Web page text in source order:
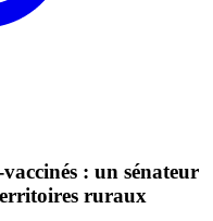
: un sénateur
ruraux